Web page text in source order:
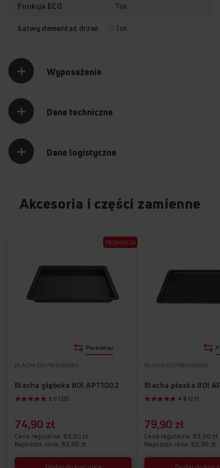
pieczenie na kilku
Sprawdź, jak działa piekarnik
Łatwy demontaż drzwi
Przepisy na drzwiach
Zobacz w aranżacji
Funkcja ECO Tak
Łatwy demontaż drzwi Tak
Wyposażenie
Dane techniczne
Dane logistyczne
Akcesoria i części zamienne
74,90 zł
Cena regularna 83,90 zł
Najniższa cena: 83,90 zł
BLACHA DO PIEKARNIKA
Blacha głęboka 80l APT1002
5.0 (25)
PROMOCJA
Porównaj
79,90 zł
Cena regularna 83,90 zł
Najniższa cena: 83,90 zł
BLACHA DO PIEKARNIKA
Blacha płaska 80l
4.8 (27)